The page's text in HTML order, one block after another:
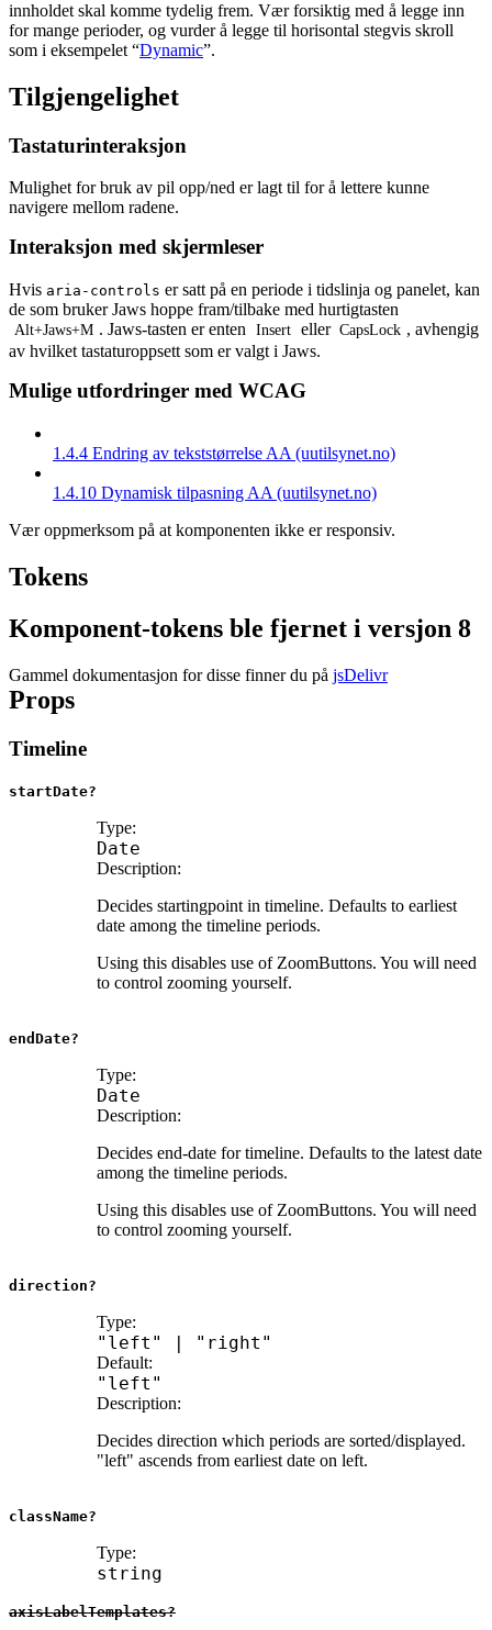
innholdet skal komme tydelig frem. Vær forsiktig med å legge inn
for mange perioder, og vurder å legge til horisontal stegvis skroll
som i eksempelet “Dynamic”.
Tilgjengelighet
Tastaturinteraksjon
Mulighet for bruk av pil opp/ned er lagt til for å lettere kunne
navigere mellom radene.
Interaksjon med skjermleser
Hvis aria-controls er satt på en periode i tidslinja og panelet, kan
de som bruker Jaws hoppe fram/tilbake med hurtigtasten
Alt+Jaws+m . Jaws-tasten er enten Insert eller CapsLock , avhengig
av hvilket tastaturoppsett som er valgt i Jaws.
Mulige utfordringer med WCAG
1.4.4 Endring av tekststørrelse AA (uutilsynet.no)
1.4.10 Dynamisk tilpasning AA (uutilsynet.no)
Vær oppmerksom på at komponenten ikke er responsiv.
Tokens
Komponent-tokens ble fjernet i versjon 8
Gammel dokumentasjon for disse finner du på jsDelivr
Props
Timeline
startDate?
Type:
Date
Description:
Decides startingpoint in timeline. Defaults to earliest
date among the timeline periods.
Using this disables use of ZoomButtons. You will need
to control zooming yourself.
endDate?
Type:
Date
Description:
Decides end-date for timeline. Defaults to the latest date
among the timeline periods.
Using this disables use of ZoomButtons. You will need
to control zooming yourself.
direction?
Type:
"left" "right"
Default:
"left"
Description:
Decides direction which periods are sorted/displayed.
"left" ascends from earliest date on left.
className?
Type:
string
axisLabelTemplates?